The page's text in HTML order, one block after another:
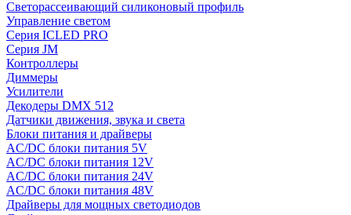
Светорассеивающий силиконовый профиль
Управление светом
Серия ICLED PRO
Серия JM
Контроллеры
Диммеры
Усилители
Декодеры DMX 512
Датчики движения, звука и света
Блоки питания и драйверы
AC/DC блоки питания 5V
AC/DC блоки питания 12V
AC/DC блоки питания 24V
AC/DC блоки питания 48V
Драйверы для мощных светодиодов